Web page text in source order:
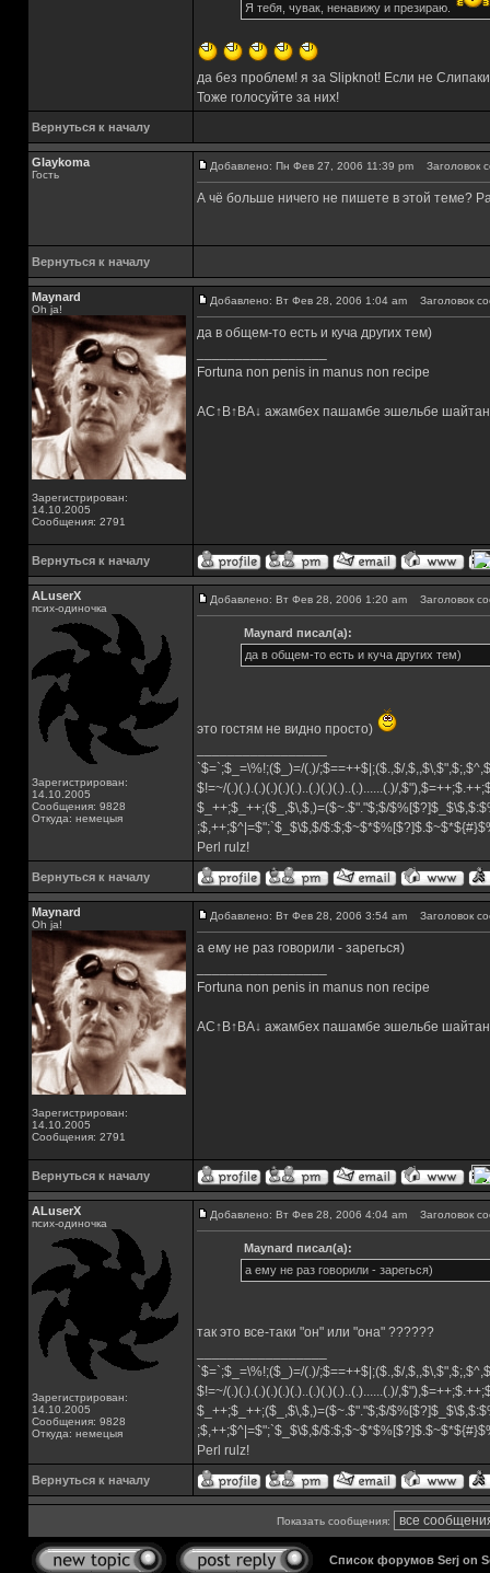
Я тебя, чувак, ненавижу и презираю.
да без проблем! я за Slipknot! Если не
Тоже голосуйте за них!
Вернуться к началу
Glaykoma
Гость
Добавлено: Пн Фев 27, 2006 11:39 pm Заголовок
А чё больше ничего не пишете в этой теме?
Вернуться к началу
Maynard
Oh ja!
Зарегистрирован:
14.10.2005
Сообщения: 2791
Добавлено: Вт Фев 28, 2006 1:04 am Заголовок
да в общем-то есть и куча других тем)
Fortuna non penis in manus non recipe
AC↑B↑BA↓ ажамбех пашамбе эшельбе
Вернуться к началу
ALuserX
псих-одиночка
Зарегистрирован:
14.10.2005
Сообщения: 9828
Откуда: немецыя
Добавлено: Вт Фев 28, 2006 1:20 am Заголовок
Maynard писал(а):
да в общем-то есть и куча других тем)
это гостям не видно просто)
`$=`;$_=\%!;($_)=/(.)/;$==++$|;($.,$/
$!=~/(.)(.).(.)(.)(.)(.)..(.)(.)(.)..(.)......(.)/
$_++;$_++;($_,$\,$,)=($~.$"."$;$/
;$,++;$^|=$";`$_$\$,$/
Perl rulz!
Вернуться к началу
Maynard
Oh ja!
Зарегистрирован:
14.10.2005
Сообщения: 2791
Добавлено: Вт Фев 28, 2006 3:54 am Заголовок
а ему не раз говорили - зарегься)
Fortuna non penis in manus non recipe
AC↑B↑BA↓ ажамбех пашамбе эшельбе
Вернуться к началу
ALuserX
псих-одиночка
Зарегистрирован:
14.10.2005
Сообщения: 9828
Откуда: немецыя
Добавлено: Вт Фев 28, 2006 4:04 am Заголовок
Maynard писал(а):
а ему не раз говорили - зарегься)
так это все-таки "он" или "она" ??????
`$=`;$_=\%!;($_)=/(.)/;$==++$|;($.,$/
$!=~/(.)(.).(.)(.)(.)(.)..(.)(.)(.)..(.)......(.)/
$_++;$_++;($_,$\,$,)=($~.$"."$;$/
;$,++;$^|=$";`$_$\$,$/
Perl rulz!
Вернуться к началу
Показать сообщения:
Список форумов Serj on